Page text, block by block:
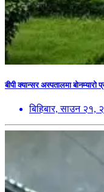
बीपी क्यान्सर अस्पतालमा बोनम्यारो
बिहिबार, साउन २१,